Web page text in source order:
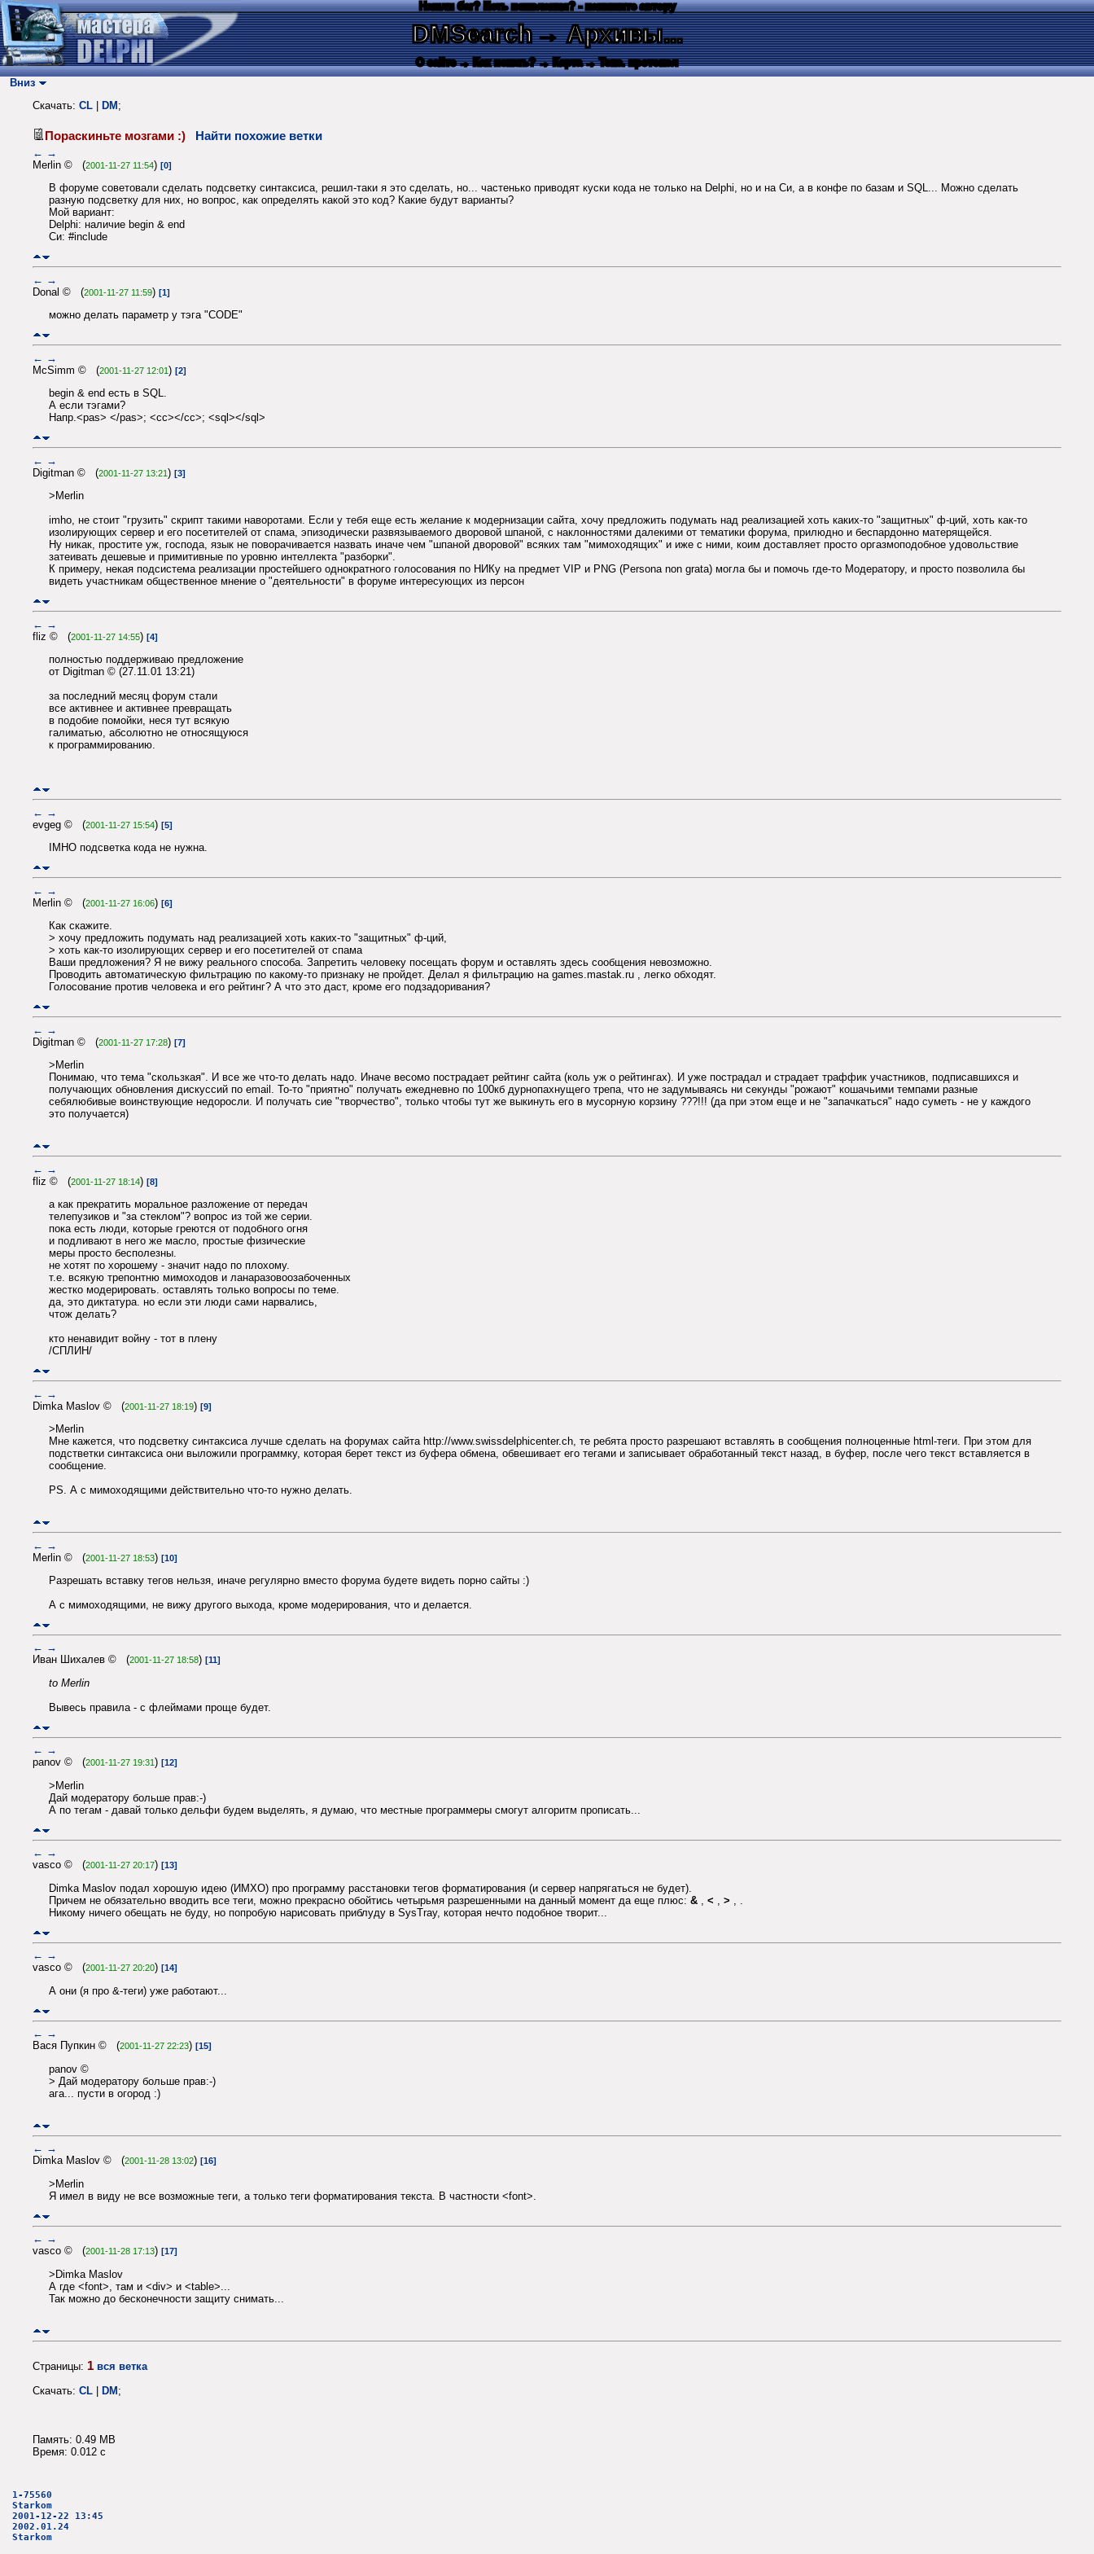
Нашли баг? Есть пожелания? - напишите автору
DMSearch→ Архивы...
О сайте → Как искать? → Карта → Текс. протокол
Вниз
Скачать: CL DM ;
Пораскиньте мозгами :) Найти похожие ветки
← →
Merlin © (2001-11-27 11:54) [0]
В форуме советовали сделать подсветку синтаксиса, решил-таки я это сделать, но... частенько приводят куски кода не только на Delphi, но и на Си, а в конфе по базам и SQL... Можно сделать
разную подсветку для них, но вопрос, как определять какой это код? Какие будут варианты?
Мой вариант:
Delphi: наличие begin & end
Си: #include
← →
Donal © (2001-11-27 11:59) [1]
можно делать параметр у тэга "CODE"
← →
McSimm © (2001-11-27 12:01) [2]
begin & end есть в SQL.
А если тэгами?
Напр.<pas> </pas>; <cc></cc>; <sql></sql>
← →
Digitman © (2001-11-27 13:21) [3]
>Merlin
imho, не стоит "грузить" скрипт такими наворотами. Если у тебя еще есть желание к модернизации сайта, хочу предложить подумать над реализацией хоть каких-то "защитных" ф-ций, хоть как-то
изолирующих сервер и его посетителей от спама, эпизодически развязываемого дворовой шпаной, с наклонностями далекими от тематики форума, прилюдно и беспардонно матерящейся.
Ну никак, простите уж, господа, язык не поворачивается назвать иначе чем "шпаной дворовой" всяких там "мимоходящих" и иже с ними, коим доставляет просто оргазмоподобное удовольствие
затеивать дешевые и примитивные по уровню интеллекта "разборки".
К примеру, некая подсистема реализации простейшего однократного голосования по НИКу на предмет VIP и PNG (Persona non grata) могла бы и помочь где-то Модератору, и просто позволила бы
видеть участникам общественное мнение о "деятельности" в форуме интересующих из персон
← →
fliz © (2001-11-27 14:55) [4]
полностью поддерживаю предложение
от Digitman © (27.11.01 13:21)
за последний месяц форум стали
все активнее и активнее превращать
в подобие помойки, неся тут всякую
галиматью, абсолютно не относящуюся
к программированию.
← →
evgeg © (2001-11-27 15:54) [5]
IMHO подсветка кода не нужна.
← →
Merlin © (2001-11-27 16:06) [6]
Как скажите.
> хочу предложить подумать над реализацией хоть каких-то "защитных" ф-ций,
> хоть как-то изолирующих сервер и его посетителей от спама
Ваши предложения? Я не вижу реального способа. Запретить человеку посещать форум и оставлять здесь сообщения невозможно.
Проводить автоматическую фильтрацию по какому-то признаку не пройдет. Делал я фильтрацию на games.mastak.ru , легко обходят.
Голосование против человека и его рейтинг? А что это даст, кроме его подзадоривания?
← →
Digitman © (2001-11-27 17:28) [7]
>Merlin
Понимаю, что тема "скользкая". И все же что-то делать надо. Иначе весомо пострадает рейтинг сайта (коль уж о рейтингах). И уже пострадал и страдает траффик участников, подписавшихся и
получающих обновления дискуссий по email. То-то "приятно" получать ежедневно по 100кб дурнопахнущего трепа, что не задумываясь ни секунды "рожают" кошачьими темпами разные
себялюбивые воинствующие недоросли. И получать сие "творчество", только чтобы тут же выкинуть его в мусорную корзину ???!!! (да при этом еще и не "запачкаться" надо суметь - не у каждого
это получается)
← →
fliz © (2001-11-27 18:14) [8]
а как прекратить моральное разложение от передач
телепузиков и "за стеклом"? вопрос из той же серии.
пока есть люди, которые греются от подобного огня
и подливают в него же масло, простые физические
меры просто бесполезны.
не хотят по хорошему - значит надо по плохому.
т.е. всякую трепонтню мимоходов и ланаразовоозабоченных
жестко модерировать. оставлять только вопросы по теме.
да, это диктатура. но если эти люди сами нарвались,
чтож делать?
кто ненавидит войну - тот в плену
/СПЛИН/
← →
Dimka Maslov © (2001-11-27 18:19) [9]
>Merlin
Мне кажется, что подсветку синтаксиса лучше сделать на форумах сайта http://www.swissdelphicenter.ch, те ребята просто разрешают вставлять в сообщения полноценные html-теги. При этом для
подстветки синтаксиса они выложили программку, которая берет текст из буфера обмена, обвешивает его тегами и записывает обработанный текст назад, в буфер, после чего текст вставляется в
сообщение.
PS. А с мимоходящими действительно что-то нужно делать.
← →
Merlin © (2001-11-27 18:53) [10]
Разрешать вставку тегов нельзя, иначе регулярно вместо форума будете видеть порно сайты :)
А с мимоходящими, не вижу другого выхода, кроме модерирования, что и делается.
← →
Иван Шихалев © (2001-11-27 18:58) [11]
to Merlin
Вывесь правила - с флеймами проще будет.
← →
panov © (2001-11-27 19:31) [12]
>Merlin
Дай модератору больше прав:-)
А по тегам - давай только дельфи будем выделять, я думаю, что местные программеры смогут алгоритм прописать...
← →
vasco © (2001-11-27 20:17) [13]
Dimka Maslov подал хорошую идею (ИМХО) про программу расстановки тегов форматирования (и сервер напрягаться не будет).
Причем не обязательно вводить все теги, можно прекрасно обойтись четырьмя разрешенными на данный момент да еще плюс: & < >
Никому ничего обещать не буду, но попробую нарисовать приблуду в SysTray, которая нечто подобное творит...
← →
vasco © (2001-11-27 20:20) [14]
А они (я про &-теги) уже работают...
← →
Вася Пупкин © (2001-11-27 22:23) [15]
panov ©
> Дай модератору больше прав:-)
ага... пусти в огород :)
← →
Dimka Maslov © (2001-11-28 13:02) [16]
>Merlin
Я имел в виду не все возможные теги, а только теги форматирования текста. В частности <font>.
← →
vasco © (2001-11-28 17:13) [17]
>Dimka Maslov
А где <font>, там и <div> и <table>...
Так можно до бесконечности защиту снимать...
Страницы: 1 вся ветка
Скачать: CL DM ;
Память: 0.49 MB
Время: 0.012 c
1-75560
Starkom
2001-12-22 13:45
2002.01.24
Starkom